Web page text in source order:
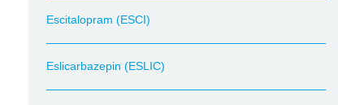
Escitalopram (ESCI)
Eslicarbazepin (ESLIC)